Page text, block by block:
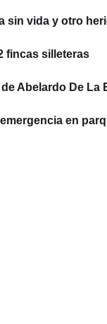
sin vida y otro
fincas silleteras
Abelardo De La
en